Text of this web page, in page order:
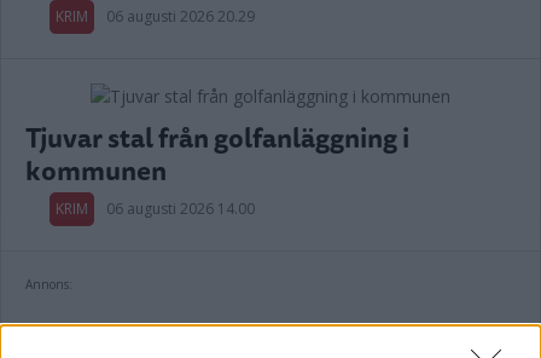
KRIM 06 augusti 2026 20.29
Tjuvar stal från golfanläggning i
kommunen
KRIM 06 augusti 2026 14.00
Annons: